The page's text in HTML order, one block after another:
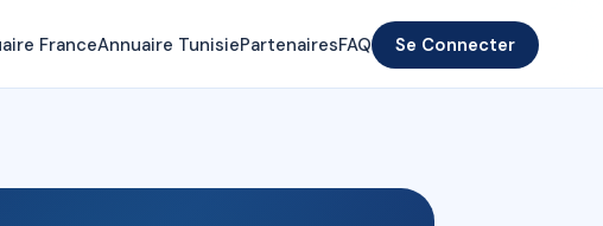
FranceAnnuaire TunisiePartenairesFAQ Se Connecter